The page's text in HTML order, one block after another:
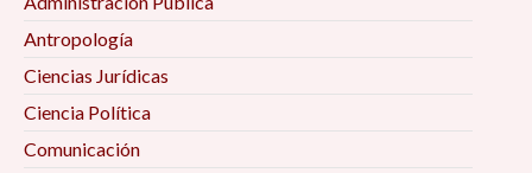
Antropología
Ciencias Jurídicas
Ciencia Política
Comunicación